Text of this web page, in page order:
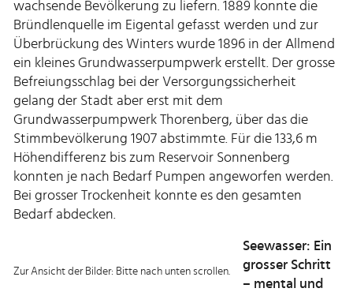
wachsende Bevölkerung zu liefern. 1889 konnte die
Bründlenquelle im Eigental gefasst werden und zur
Überbrückung des Winters wurde 1896 in der Allmend
ein kleines Grundwasserpumpwerk erstellt. Der grosse
Befreiungsschlag bei der Versorgungssicherheit
gelang der Stadt aber erst mit dem
Grundwasserpumpwerk Thorenberg, über das die
Stimmbevölkerung 1907 abstimmte. Für die 133,6 m
Höhendifferenz bis zum Reservoir Sonnenberg
konnten je nach Bedarf Pumpen angeworfen werden.
Bei grosser Trockenheit konnte es den gesamten
Bedarf abdecken.
Zur Ansicht der Bilder: Bitte nach unten scrollen.
Seewasser: Ein
grosser Schritt
– mental und